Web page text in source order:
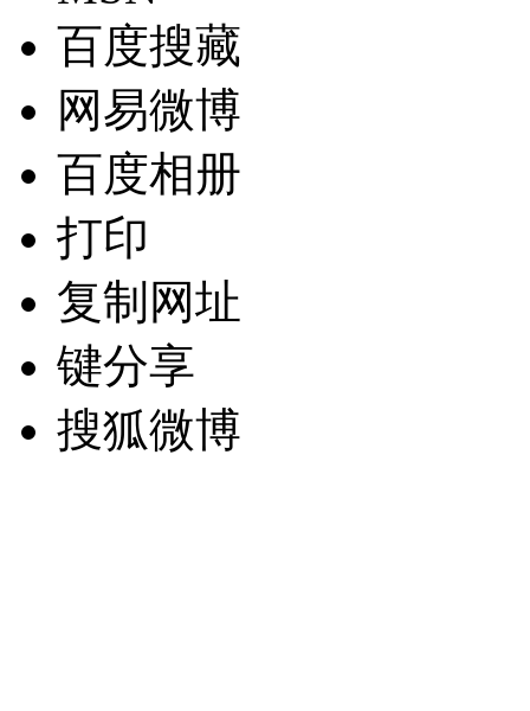
百度搜藏
网易微博
百度相册
打印
复制网址
键分享
搜狐微博